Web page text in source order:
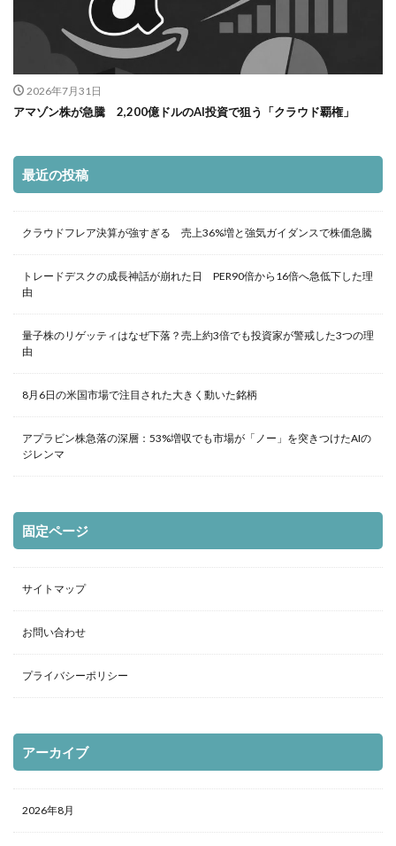
2026年7月31日
アマゾン株が急騰 2,200億ドルのAI投資で狙う「クラウド覇権」
最近の投稿
クラウドフレア決算が強すぎる 売上36%増と強気ガイダンスで株価急騰
トレードデスクの成長神話が崩れた日 PER90倍から16倍へ急低下した理
由
量子株のリゲッティはなぜ下落？売上約3倍でも投資家が警戒した3つの理
由
8月6日の米国市場で注目された大きく動いた銘柄
アプラビン株急落の深層：53%増収でも市場が「ノー」を突きつけたAIの
ジレンマ
固定ページ
サイトマップ
お問い合わせ
プライバシーポリシー
アーカイブ
2026年8月